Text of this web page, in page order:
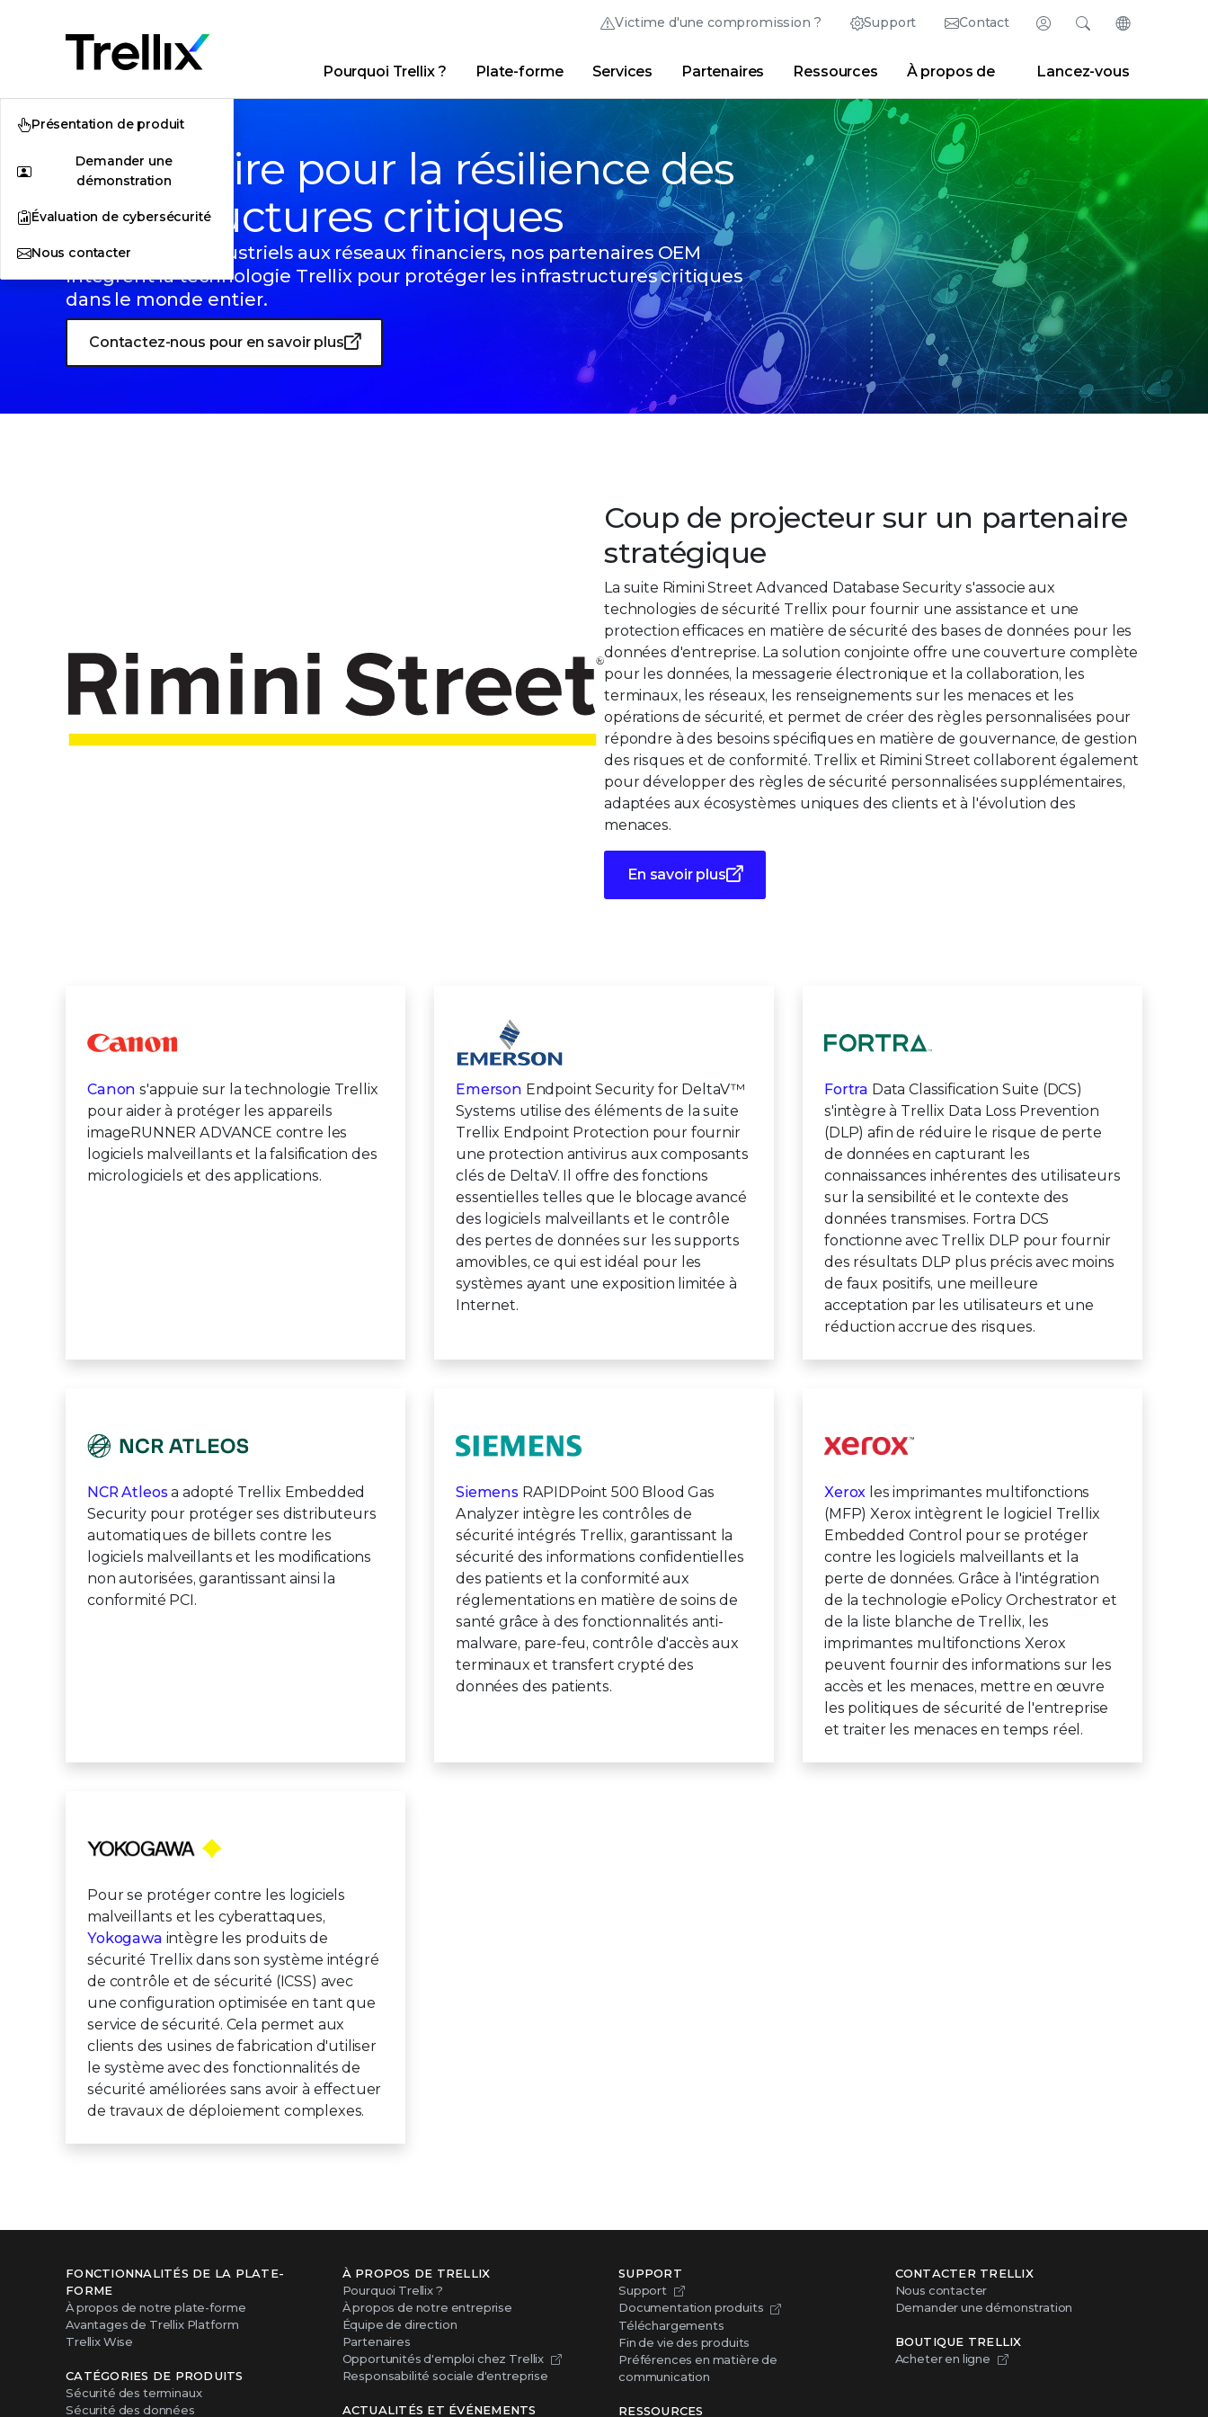
Victime d'une compromission ? Support Contact Connexion
Thrive Community Partner Portal Developer Portal
Rechercher
Produits| Advanced Research Center| Espace presse|Blogs
Changer de
English (Anglais)
日本語 (Japonais)
Deutsch (Allemand)
Español (Espagnol)
Français (Français)
Português (Portugais)
Pourquoi Trellix ? Plate-forme Services Partenaires Ressources À propos de Lancez-vous
Présentation de produit
Demander une
démonstration
Évaluation de cybersécurité
Nous contacter
Partenaire pour la résilience des
infrastructures critiques
Des systèmes industriels aux réseaux financiers, nos partenaires OEM
intègrent la technologie Trellix pour protéger les infrastructures critiques
dans le monde entier.
Contactez-nous pour en savoir plus
Coup de projecteur sur un partenaire
stratégique
La suite Rimini Street Advanced Database Security s'associe aux
technologies de sécurité Trellix pour fournir une assistance et une
protection efficaces en matière de sécurité des bases de données pour les
données d'entreprise. La solution conjointe offre une couverture complète
pour les données, la messagerie électronique et la collaboration, les
terminaux, les réseaux, les renseignements sur les menaces et les
opérations de sécurité, et permet de créer des règles personnalisées pour
répondre à des besoins spécifiques en matière de gouvernance, de gestion
des risques et de conformité. Trellix et Rimini Street collaborent également
pour développer des règles de sécurité personnalisées supplémentaires,
adaptées aux écosystèmes uniques des clients et à l'évolution des
menaces.
En savoir plus
Canon s'appuie sur la technologie Trellix
pour aider à protéger les appareils
imageRUNNER ADVANCE contre les
logiciels malveillants et la falsification des
micrologiciels et des applications.
Emerson Endpoint Security for DeltaV™
Systems utilise des éléments de la suite
Trellix Endpoint Protection pour fournir
une protection antivirus aux composants
clés de DeltaV. Il offre des fonctions
essentielles telles que le blocage avancé
des logiciels malveillants et le contrôle
des pertes de données sur les supports
amovibles, ce qui est idéal pour les
systèmes ayant une exposition limitée à
Internet.
Fortra Data Classification Suite (DCS)
s'intègre à Trellix Data Loss Prevention
(DLP) afin de réduire le risque de perte
de données en capturant les
connaissances inhérentes des utilisateurs
sur la sensibilité et le contexte des
données transmises. Fortra DCS
fonctionne avec Trellix DLP pour fournir
des résultats DLP plus précis avec moins
de faux positifs, une meilleure
acceptation par les utilisateurs et une
réduction accrue des risques.
NCR Atleosa adopté Trellix Embedded
Security pour protéger ses distributeurs
automatiques de billets contre les
logiciels malveillants et les modifications
non autorisées, garantissant ainsi la
conformité PCI.
SiemensRAPIDPoint 500 Blood Gas
Analyzer intègre les contrôles de
sécurité intégrés Trellix, garantissant la
sécurité des informations confidentielles
des patients et la conformité aux
réglementations en matière de soins de
santé grâce à des fonctionnalités anti-
malware, pare-feu, contrôle d'accès aux
terminaux et transfert crypté des
données des patients.
Xerox les imprimantes multifonctions
(MFP) Xerox intègrent le logiciel Trellix
Embedded Control pour se protéger
contre les logiciels malveillants et la
perte de données. Grâce à l'intégration
de la technologie ePolicy Orchestrator et
de la liste blanche de Trellix, les
imprimantes multifonctions Xerox
peuvent fournir des informations sur les
accès et les menaces, mettre en œuvre
les politiques de sécurité de l'entreprise
et traiter les menaces en temps réel.
Pour se protéger contre les logiciels
malveillants et les cyberattaques,
Yokogawa intègre les produits de
sécurité Trellix dans son système intégré
de contrôle et de sécurité (ICSS) avec
une configuration optimisée en tant que
service de sécurité. Cela permet aux
clients des usines de fabrication d'utiliser
le système avec des fonctionnalités de
sécurité améliorées sans avoir à effectuer
de travaux de déploiement complexes.
FONCTIONNALITÉS DE LA PLATE-
FORME
À propos de notre plate-forme
Avantages de Trellix Platform
Trellix Wise
CATÉGORIES DE PRODUITS
Sécurité des terminaux
Sécurité des données
À PROPOS DE TRELLIX
Pourquoi Trellix ?
À propos de notre entreprise
Équipe de direction
Partenaires
Opportunités d'emploi chez Trellix
Responsabilité sociale d'entreprise
ACTUALITÉS ET ÉVÉNEMENTS
SUPPORT
Support
Documentation produits
Téléchargements
Fin de vie des produits
Préférences en matière de
communication
RESSOURCES
CONTACTER TRELLIX
Nous contacter
Demander une démonstration
BOUTIQUE TRELLIX
Acheter en ligne